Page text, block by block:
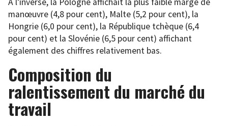
manœuvre (4,8 pour cent), Malte (5,2 pour cent), la
Hongrie (6,0 pour cent), la République tchèque (6,4
pour cent) et la Slovénie (6,5 pour cent) affichant
également des chiffres relativement bas.
Composition du
ralentissement du marché du
travail